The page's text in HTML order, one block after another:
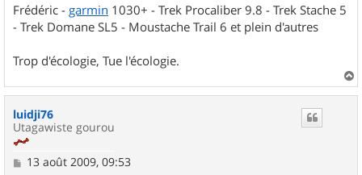
Frédéric - garmin 1030+ - Trek Procaliber 9.8 - Trek Stache 5
- Trek Domane SL5 - Moustache Trail 6 et plein d'autres
Trop d'écologie, Tue l'écologie.
a
luidji76
Utagawiste gourou
M13 août 2009, 09:53